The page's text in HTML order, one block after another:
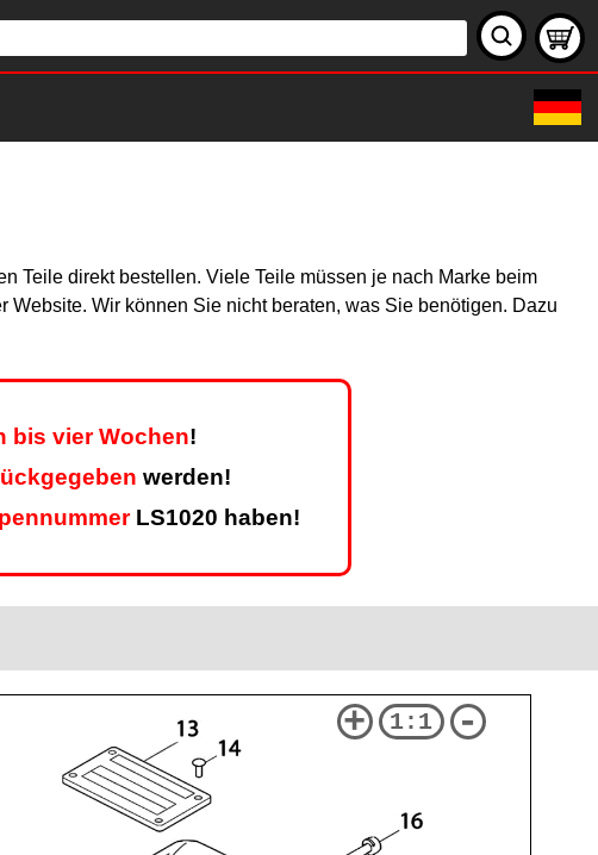
Teile direkt bestellen. Viele Teile müssen je nach Marke beim
Wir können Sie nicht beraten, was Sie benötigen. Dazu
bis vier Wochen!
werden!
LS1020 haben!
+ 1:1 -